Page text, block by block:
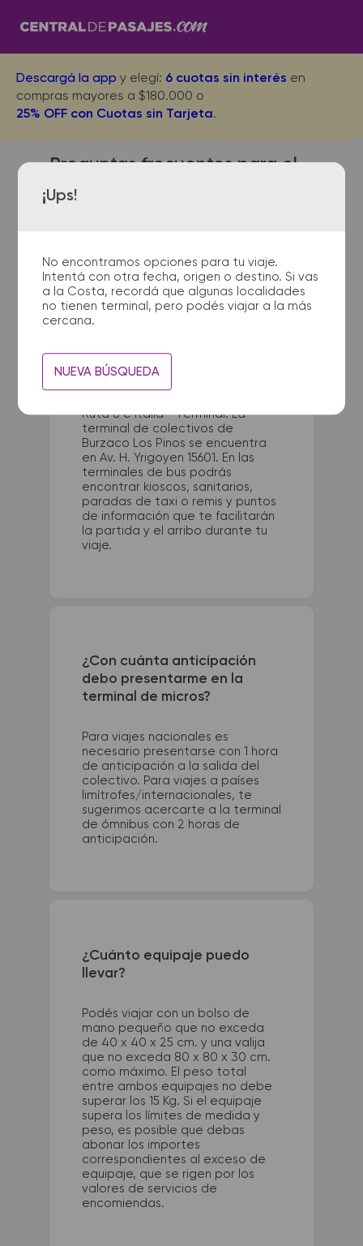
Descargá la app y elegí: 6 cuotas sin interés en
compras mayores a $180.000 o
25% OFF con Cuotas sin Tarjeta.
¡Ups!
No encontramos opciones para tu viaje.
Intentá con otra fecha, origen o destino. Si vas
a la Costa, recordá que algunas localidades
no tienen terminal, pero podés viajar a la más
cercana.
NUEVA BÚSQUEDA
Preguntas frecuentes para el
viaje desde Pergamino a
Burzaco Los Pinos
¿Dónde quedan las
terminales de micro de
Pergamino a Burzaco Los
La terminal de ómnibus de
Ruta 8 e Italia - Terminal. La
terminal de colectivos de
Burzaco Los Pinos se encuentra
en Av. H. Yrigoyen 15601. En las
terminales de bus podrás
encontrar kioscos, sanitarios,
paradas de taxi o remis y puntos
de información que te facilitarán
la partida y el arribo durante tu
viaje.
¿Con cuánta anticipación
debo presentarme en la
terminal de micros?
Para viajes nacionales es
necesario presentarse con 1 hora
de anticipación a la salida del
colectivo. Para viajes a países
limítrofes/internacionales, te
sugerimos acercarte a la terminal
de ómnibus con 2 horas de
anticipación.
¿Cuánto equipaje puedo
llevar?
Podés viajar con un bolso de
mano pequeño que no exceda
de 40 x 40 x 25 cm. y una valija
que no exceda 80 x 80 x 30 cm.
como máximo. El peso total
entre ambos equipajes no debe
superar los 15 Kg. Si el equipaje
supera los límites de medida y
peso, es posible que debas
abonar los importes
correspondientes al exceso de
equipaje, que se rigen por los
valores de servicios de
encomiendas.